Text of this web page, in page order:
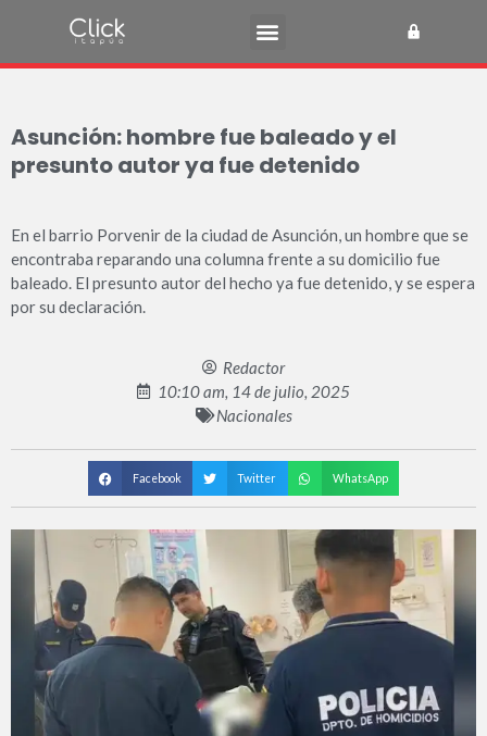
Asunción: hombre fue baleado y el
presunto autor ya fue detenido
En el barrio Porvenir de la ciudad de Asunción, un hombre que se
encontraba reparando una columna frente a su domicilio fue
baleado. El presunto autor del hecho ya fue detenido, y se espera
por su declaración.
Redactor
10:10 am, 14 de julio, 2025
Nacionales
Facebook Twitter WhatsApp